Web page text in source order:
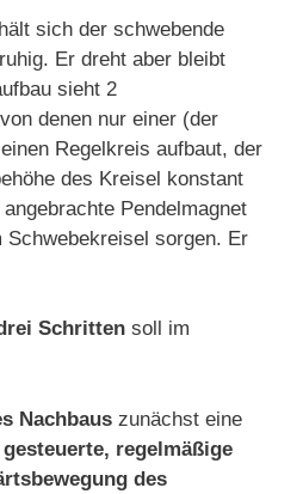
sich der schwebende
Er dreht aber bleibt
sieht 2
denen nur einer (der
Regelkreis aufbaut, der
des Kreisel konstant
Pendelmagnet
Schwebekreisel sorgen. Er
Schritten soll im
Nachbaus zunächst eine
gesteuerte, regelmäßige
des